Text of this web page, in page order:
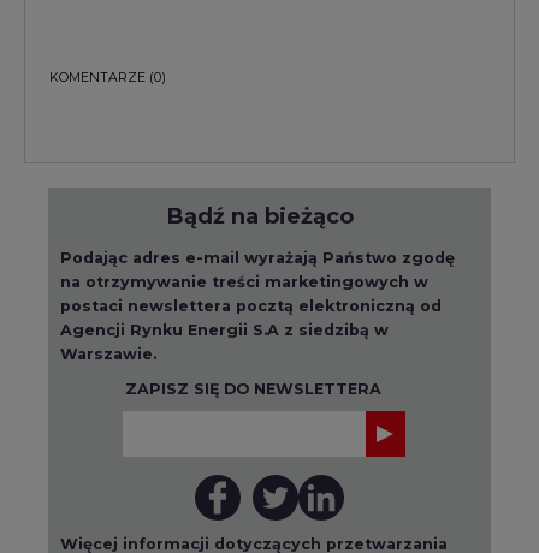
KOMENTARZE (0)
Bądź na bieżąco
Podając adres e-mail wyrażają Państwo zgodę
na otrzymywanie treści marketingowych w
postaci newslettera pocztą elektroniczną od
Agencji Rynku Energii S.A z siedzibą w
Warszawie.
ZAPISZ SIĘ DO NEWSLETTERA
Więcej informacji dotyczących przetwarzania